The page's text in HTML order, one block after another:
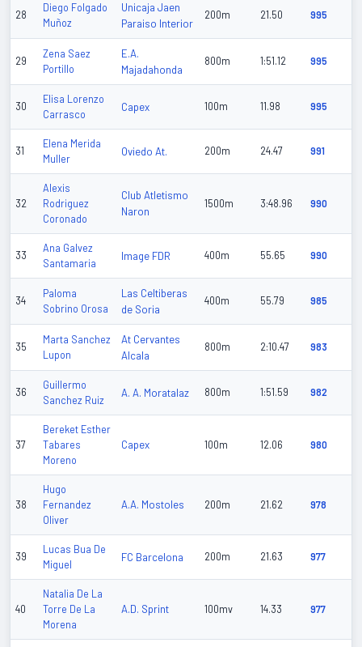
28
Diego Folgado
Muñoz
Unicaja Jaen
Paraiso Interior
200m 21.50 995
29
Zena Saez
Portillo
E.A.
Majadahonda
800m 1:51.12 995
30
Elisa Lorenzo
Carrasco
Capex 100m 11.98 995
31
Elena Merida
Muller
Oviedo At. 200m 24.47 991
32
Alexis
Rodriguez
Coronado
Club Atletismo
Naron
1500m 3:48.96 990
33
Ana Galvez
Santamaria
Image FDR 400m 55.65 990
34
Paloma
Sobrino Orosa
Las Celtiberas
de Soria
400m 55.79 985
35
Marta Sanchez
Lupon
At Cervantes
Alcala
800m 2:10.47 983
36
Guillermo
Sanchez Ruiz
A. A. Moratalaz 800m 1:51.59 982
37
Bereket Esther
Tabares
Moreno
Capex 100m 12.06 980
38
Hugo
Fernandez
Oliver
A.A. Mostoles 200m 21.62 978
39
Lucas Bua De
Miguel
FC Barcelona 200m 21.63 977
40
Natalia De La
Torre De La
Morena
A.D. Sprint 100mv 14.33 977